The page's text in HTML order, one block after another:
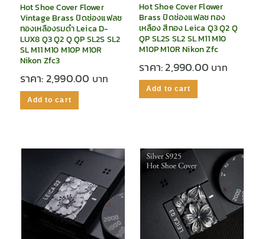
Hot Shoe Cover Flower
Vintage Brass ปิดช่องแฟลช
ทองเหลืองรมดำ Leica D-
LUX8 Q3 Q2 Q QP SL2S SL2
SL M11 M10 M10P M10R
Nikon Zfc3
ราคา:2,990.00
Add to cart
Hot Shoe Cover Flower
Brass ปิดช่องแฟลช ทอง
เหลือง สีทอง Leica Q3 Q2 Q
QP SL2S SL2 SL M11 M10
M10P M10R Nikon Zfc
ราคา:2,990.00
Add to cart